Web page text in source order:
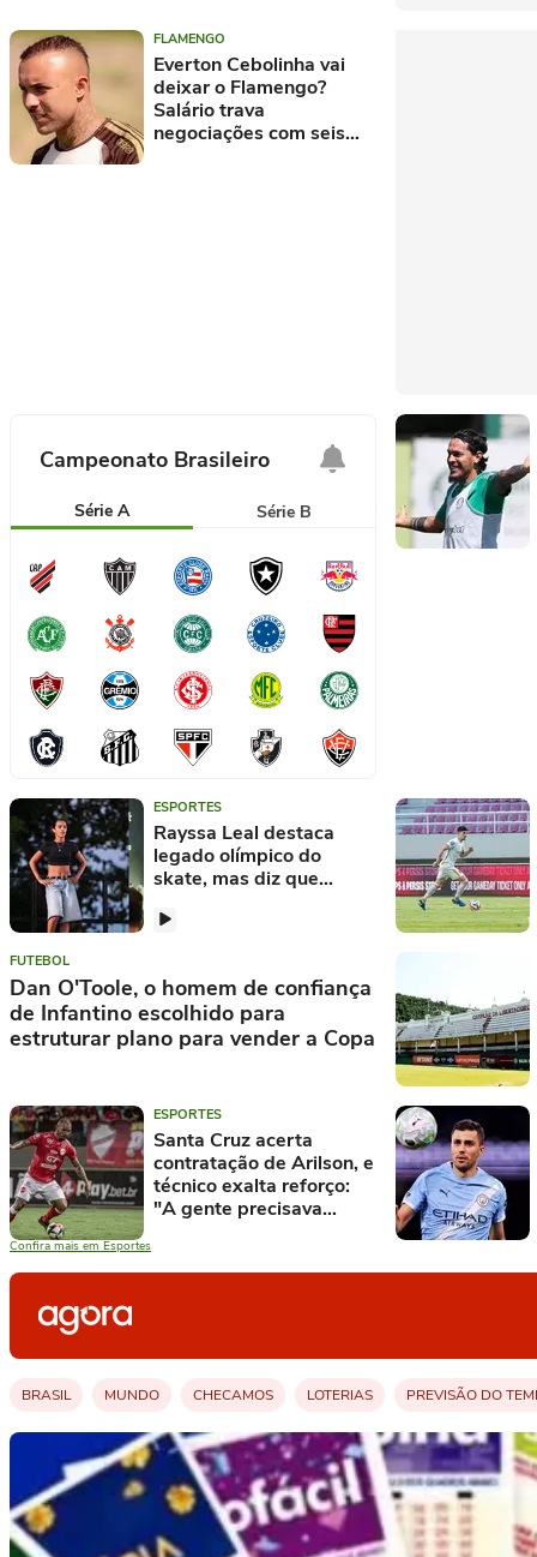
FLAMENGO
Everton Cebolinha vai
deixar o Flamengo?
Salário trava
negociações com seis
Campeonato Brasileiro
Série A Série B
ESPORTES
Rayssa Leal destaca
legado olímpico do
skate, mas diz que
trás
FUTEBOL
Dan O'Toole, o homem de confiança
de Infantino escolhido para
estruturar plano para vender a Copa
ESPORTES
Santa Cruz acerta
contratação de Arilson, e
técnico exalta reforço:
"A gente precisava
Confira mais em Esportes
BRASIL MUNDO CHECAMOS LOTERIAS PREVISÃO DO